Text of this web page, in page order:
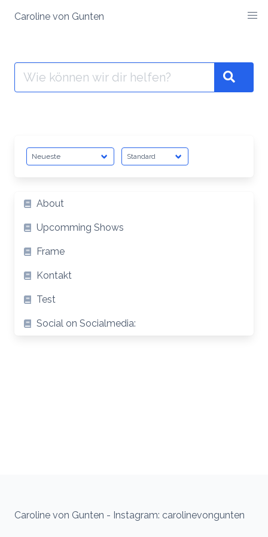
InhaltCaroline von Gunten
Suche
nach:
Artikelliste
About
Upcomming Shows
Frame
Kontakt
Test
Social on Socialmedia:
Caroline von Gunten - Instagram: carolinevongunten